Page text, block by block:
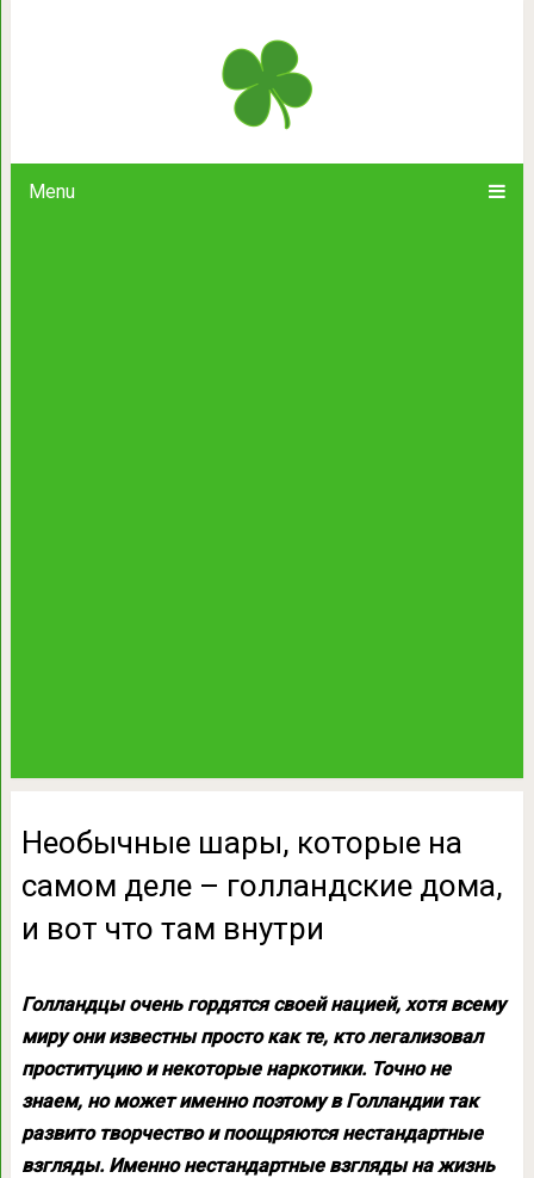
Menu
Необычные шары, которые на
Необычные шары, которые на
самом деле – голландские дома,
и вот что там внутри
Голландцы очень гордятся своей нацией, хотя всему
миру они известны просто как те, кто легализовал
проституцию и некоторые наркотики. Точно не
знаем, но может именно поэтому в Голландии так
развито творчество и поощряются нестандартные
взгляды. Именно нестандартные взгляды на жизнь